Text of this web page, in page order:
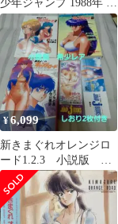
少年ジャンプ 1988年 ス
プリングスペシャル ま
つもと泉
¥6,099
新きまぐれオレンジロ
ード1.2.3 小説版 ま
つもと泉 集英社【希
少レア】栞付き